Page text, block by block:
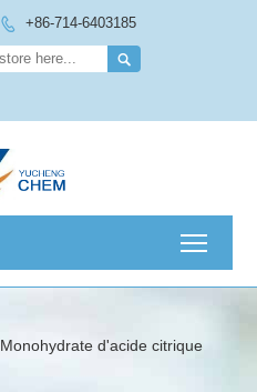
 +86-714-6403185

Monohydrate d'acide citrique